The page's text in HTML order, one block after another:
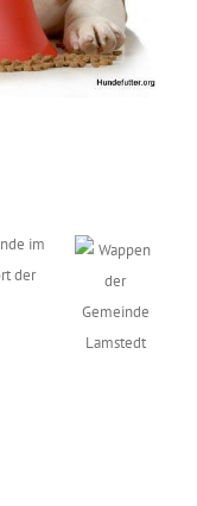
im
der